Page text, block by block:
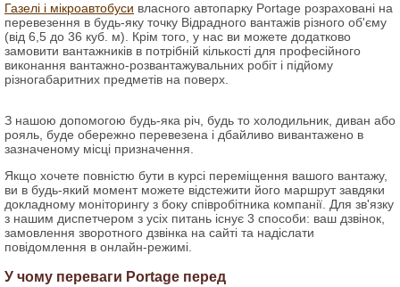
Газелі і мікроавтобуси власного автопарку Portage розраховані на
перевезення в будь-яку точку Відрадного вантажів різного об'єму
(від 6,5 до 36 куб. м). Крім того, у нас ви можете додатково
замовити вантажників в потрібній кількості для професійного
виконання вантажно-розвантажувальних робіт і підйому
різногабаритних предметів на поверх.
З нашою допомогою будь-яка річ, будь то холодильник, диван або
рояль, буде обережно перевезена і дбайливо вивантажено в
зазначеному місці призначення.
Якщо хочете повністю бути в курсі переміщення вашого вантажу,
ви в будь-який момент можете відстежити його маршрут завдяки
докладному моніторингу з боку співробітника компанії. Для зв'язку
з нашим диспетчером з усіх питань існує 3 способи: ваш дзвінок,
замовлення зворотного дзвінка на сайті та надіслати
повідомлення в онлайн-режимі.
У чому переваги Portage перед